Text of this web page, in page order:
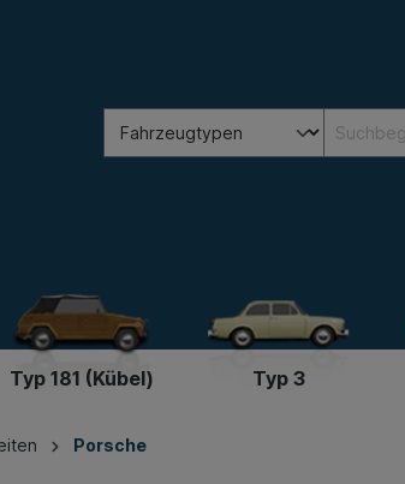
Typ 181 (Kübel) Typ 3
Porsche